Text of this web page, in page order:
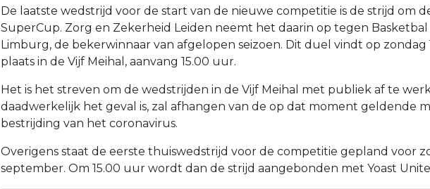
De laatste wedstrijd voor de start van de nieuwe competitie is de strijd om
SuperCup. Zorg en Zekerheid Leiden neemt het daarin op tegen Basketbal
Limburg, de bekerwinnaar van afgelopen seizoen. Dit duel vindt op zondag
plaats in de Vijf Meihal, aanvang 15.00 uur.
Het is het streven om de wedstrijden in de Vijf Meihal met publiek af te
daadwerkelijk het geval is, zal afhangen van de op dat moment geldende
bestrijding van het coronavirus.
Overigens staat de eerste thuiswedstrijd voor de competitie gepland voor
september. Om 15.00 uur wordt dan de strijd aangebonden met Yoast